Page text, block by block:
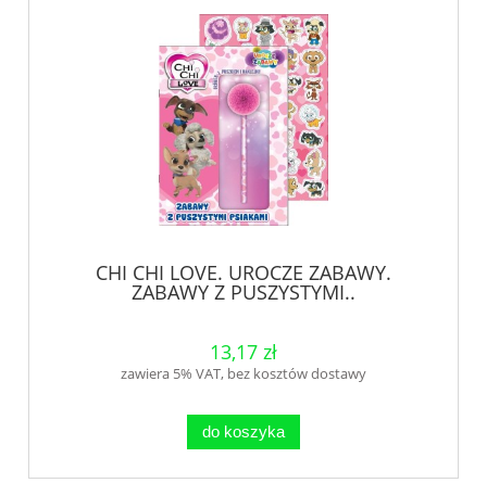
CHI CHI LOVE. UROCZE ZABAWY.
ZABAWY Z PUSZYSTYMI..
13,17 zł
zawiera 5% VAT, bez kosztów dostawy
do koszyka